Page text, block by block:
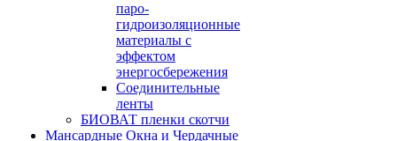
паро-
гидроизоляционные
материалы с
эффектом
энергосбережения
Соединительные
ленты
БИОВАТ пленки скотчи
Мансардные Окна и Чердачные